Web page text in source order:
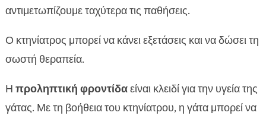
αντιμετωπίζουμε ταχύτερα τις παθήσεις.
Ο κτηνίατρος μπορεί να κάνει εξετάσεις και να δώσει τη
σωστή θεραπεία.
Η προληπτική φροντίδαείναι κλειδί για την υγεία της
γάτας. Με τη βοήθεια του κτηνίατρου, η γάτα μπορεί να